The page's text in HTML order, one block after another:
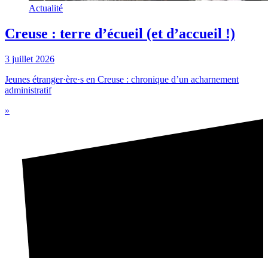
Actualité
Creuse : terre d’écueil (et d’accueil !)
3 juillet 2026
Jeunes étranger·ère·s en Creuse : chronique d’un acharnement
administratif
»